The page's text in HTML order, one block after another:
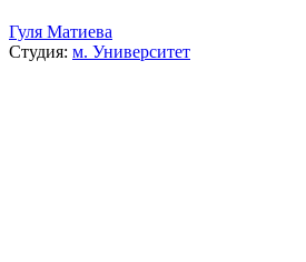
Гуля Матиева
Студия: м. Университет